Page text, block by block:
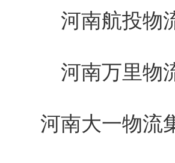
河南航投物
河南万里物
河南大一物流